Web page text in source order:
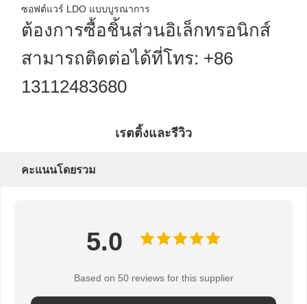
ซอฟต์แวร์ LDO แบบบูรณาการ
ต้องการซื้อชิ้นส่วนอิเล็กทรอนิกส์
สามารถติดต่อได้ที่โทร: +86
13112483680
เรตติ้งและรีวิว
คะแนนโดยรวม
5.0
Based on 50 reviews for this supplier